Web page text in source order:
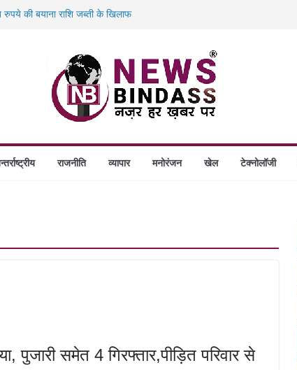
की बयाना राशि जब्ती के खिलाफ
हर विकासखंड के 10 उत्कृष्ट गोठानों
एक्शन: 13 म्यूल बैंक खाताधारक गिरफ्तार
राजनीति व्यापार मनोरंजन खेल टेक्नोलॉजी
पुजारी समेत 4 गिरफ्तार,पीड़ित परिवार से